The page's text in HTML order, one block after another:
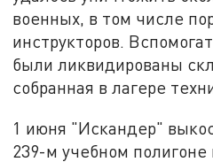
военных, в том числе
инструкторов.
были ликвидированы
собранная в лагере
1 июня "Искандер"
239-м учебном